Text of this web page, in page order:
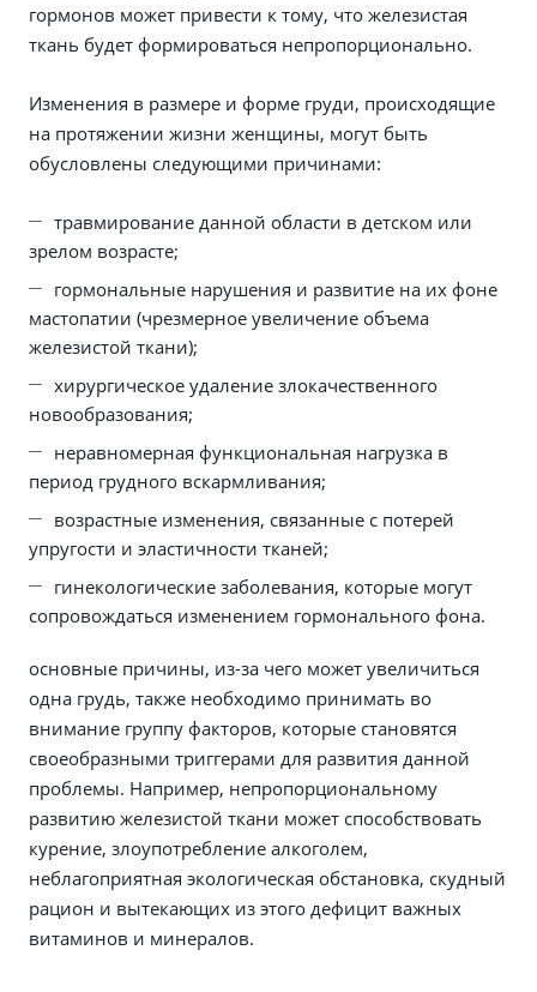
гормонов может привести к тому, что железистая
ткань будет формироваться непропорционально.
Изменения в размере и форме груди, происходящие
на протяжении жизни женщины, могут быть
обусловлены следующими причинами:
травмирование данной области в детском или
зрелом возрасте;
гормональные нарушения и развитие на их фоне
мастопатии (чрезмерное увеличение объема
железистой ткани);
хирургическое удаление злокачественного
новообразования;
неравномерная функциональная нагрузка в
период грудного вскармливания;
возрастные изменения, связанные с потерей
упругости и эластичности тканей;
гинекологические заболевания, которые могут
сопровождаться изменением гормонального фона.
основные причины, из-за чего может увеличиться
одна грудь, также необходимо принимать во
внимание группу факторов, которые становятся
своеобразными триггерами для развития данной
проблемы. Например, непропорциональному
развитию железистой ткани может способствовать
курение, злоупотребление алкоголем,
неблагоприятная экологическая обстановка, скудный
рацион и вытекающих из этого дефицит важных
витаминов и минералов.